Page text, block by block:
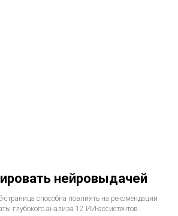
нейровыдачей
страница способна повлиять на рекомендации
глубокого анализа 12 ИИ-ассистентов.